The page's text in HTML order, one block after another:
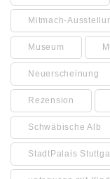
Mitmach-
Museum
Neuerscheinung
Rezension
Schwäbische Alb
StadtPalais